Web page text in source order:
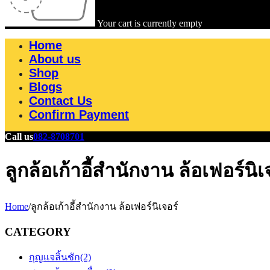
Your cart is currently empty
Home
About us
Shop
Blogs
Contact Us
Confirm Payment
Call us082-8708701
ลูกล้อเก้าอี้สำนักงาน ล้อเฟอร์นิเ
Home/ลูกล้อเก้าอี้สำนักงาน ล้อเฟอร์นิเจอร์
CATEGORY
กุญแจลิ้นชัก(2)